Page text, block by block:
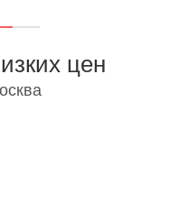
цен